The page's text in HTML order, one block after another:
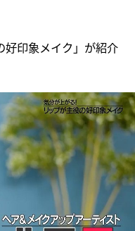
好印象メイク」が紹介